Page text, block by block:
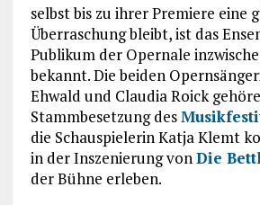
selbst bis zu ihrer Premiere eine
Überraschung bleibt, ist das
Publikum der Opernale
bekannt. Die beiden
Ehwald und Claudia Roick
Stammbesetzung des
die Schauspielerin Katja Klemt
in der Inszenierung von Die
der Bühne erleben.